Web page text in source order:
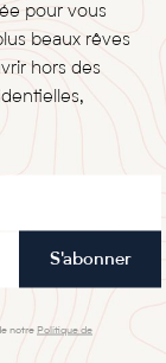
pour vous
beaux rêves
hors des
S'abonner
notre Politique de